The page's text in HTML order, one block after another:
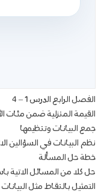
الفصل الرابع الدرس 1 – 4
القيمة المنزلية ضمن مئات
جمع البيانات وتنظيمها
نظم البيانات في السؤالين
خطة حل المسألة
حل كلا من المسائل الاتية
التمثيل بالنقاط مثل